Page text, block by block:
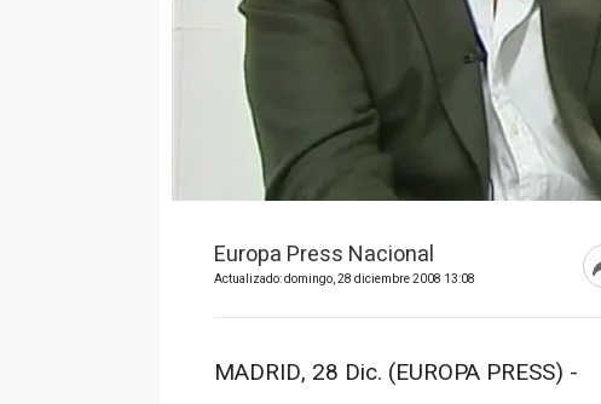
Europa Press Nacional
Actualizado: domingo, 28 diciembre 2008 13:08
MADRID, 28 Dic. (EUROPA PRESS) -